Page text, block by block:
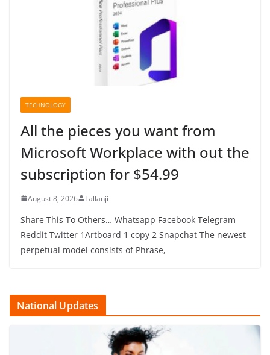
TECHNOLOGY
All the pieces you want from
Microsoft Workplace with out the
subscription for $54.99
August 8, 2026 Lallanji
Share This To Others… Whatsapp Facebook Telegram
Reddit Twitter 1Artboard 1 copy 2 Snapchat The newest
perpetual model consists of Phrase,
National Updates